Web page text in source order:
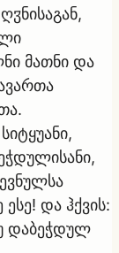
მათნი და
და ჰქვის:
დაბეჭდულ